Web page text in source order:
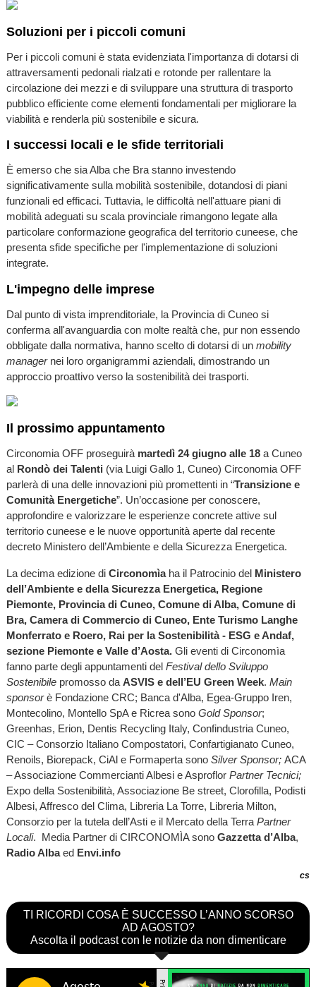
Soluzioni per i piccoli comuni
Per i piccoli comuni è stata evidenziata l'importanza di dotarsi di
attraversamenti pedonali rialzati e rotonde per rallentare la
circolazione dei mezzi e di sviluppare una struttura di trasporto
pubblico efficiente come elementi fondamentali per migliorare la
viabilità e renderla più sostenibile e sicura.
I successi locali e le sfide territoriali
È emerso che sia Alba che Bra stanno investendo
significativamente sulla mobilità sostenibile, dotandosi di piani
funzionali ed efficaci. Tuttavia, le difficoltà nell'attuare piani di
mobilità adeguati su scala provinciale rimangono legate alla
particolare conformazione geografica del territorio cuneese, che
presenta sfide specifiche per l'implementazione di soluzioni
integrate.
L'impegno delle imprese
Dal punto di vista imprenditoriale, la Provincia di Cuneo si
conferma all'avanguardia con molte realtà che, pur non essendo
obbligate dalla normativa, hanno scelto di dotarsi di un mobility
managernei loro organigrammi aziendali, dimostrando un
approccio proattivo verso la sostenibilità dei trasporti.
Il prossimo appuntamento
Circonomia OFF proseguirà martedì 24 giugno alle 18a Cuneo
alRondò dei Talenti (via Luigi Gallo 1, Cuneo) Circonomia OFF
parlerà di una delle innovazioni più promettenti in “Transizione e
Comunità Energetiche”. Un’occasione per conoscere,
approfondire e valorizzare le esperienze concrete attive sul
territorio cuneese e le nuove opportunità aperte dal recente
decreto Ministero dell’Ambiente e della Sicurezza Energetica.
La decima edizione di Circonomìaha il Patrocinio del Ministero
dell’Ambiente e della Sicurezza Energetica, Regione
Piemonte, Provincia di Cuneo, Comune di Alba, Comune di
Bra, Camera di Commercio di Cuneo, Ente Turismo Langhe
Monferrato e Roero, Rai per la Sostenibilità - ESG e Andaf,
sezione Piemonte e Valle d’Aosta. Gli eventi di Circonomìa
fanno parte degli appuntamenti del Festival dello Sviluppo
Sostenibilepromosso da ASVIS e dell’EU Green Week. Main
sponsorè Fondazione CRC; Banca d'Alba, Egea-Gruppo Iren,
Montecolino, Montello SpA e Ricrea sono Gold Sponsor;
Greenhas, Erion, Dentis Recycling Italy, Confindustria Cuneo,
CIC – Consorzio Italiano Compostatori, Confartigianato Cuneo,
Renoils, Biorepack, CiAl e Formaperta sono Silver Sponsor; ACA
– Associazione Commercianti Albesi e Asproflor Partner Tecnici;
Expo della Sostenibilità, Associazione Be street, Clorofilla, Podisti
Albesi, Affresco del Clima, Libreria La Torre, Libreria Milton,
Consorzio per la tutela dell’Asti e il Mercato della Terra Partner
Locali. Media Partner di CIRCONOMÌA sono Gazzetta d’Alba,
Radio Albaed Envi.info
cs
TI RICORDI COSA È SUCCESSO L’ANNO SCORSO
AD AGOSTO?
Ascolta il podcast con le notizie da non dimenticare